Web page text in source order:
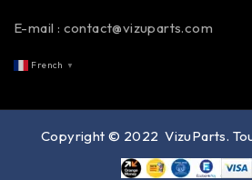
E-mail : contact@vizuparts.com
French ▼
Copyright © 2022VizuParts.